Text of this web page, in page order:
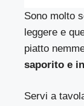
Sono molto
leggere e
piatto
saporito e
Servi a